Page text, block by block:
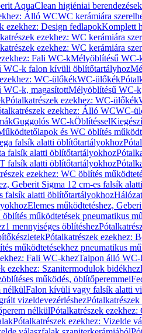
AquaClean higiéniai berendezések
Álló WCWC kerámiára
ezekhez: Design fedlapokKomplett
ezekhez: WC kerámiára
ezekhez: WC kerámiára
Fali WC-kMélyöblítésű WC-
WC-k falon kívüli öblítőtartályhoz
WC-ülőkékWC-ülőkék
WC-k, magasítottMélyöblítésű WC-
Pótalkatrészek ezekhez: WC-ülőkék
ezekhez: Álló WCWC-
Guggolós WC-kÖblítéssel
és WC öblítés
falsík alatti öblítőtartályokhoz
falsík alatti öblítőtartályokhoz
falsík alatti öblítőtartályokhoz
ezekhez: WC öblítés
Geberit Sigma 12 cm-es falsík
falsík alatti öblítőtartályokhoz
Elemes működtetéshez,
működtetések pneumatikus
1 mennyiséges öblítéshez
Pótalkatrészek ezekhez:
működtetésekhez pneumatikus
Fali WC-khezTalpon álló WC-
ezekhez: Szanitermodulok bidékhez
működés, öblítőperemmel
nélkülFalon kívüli vagy falsík alatti
vizeldevezérléshez
nélkülPótalkatrészek
Pótalkatrészek ezekhez: Vizelde